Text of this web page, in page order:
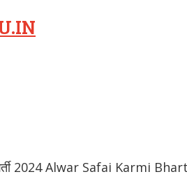
2024 Alwar Safai Karmi